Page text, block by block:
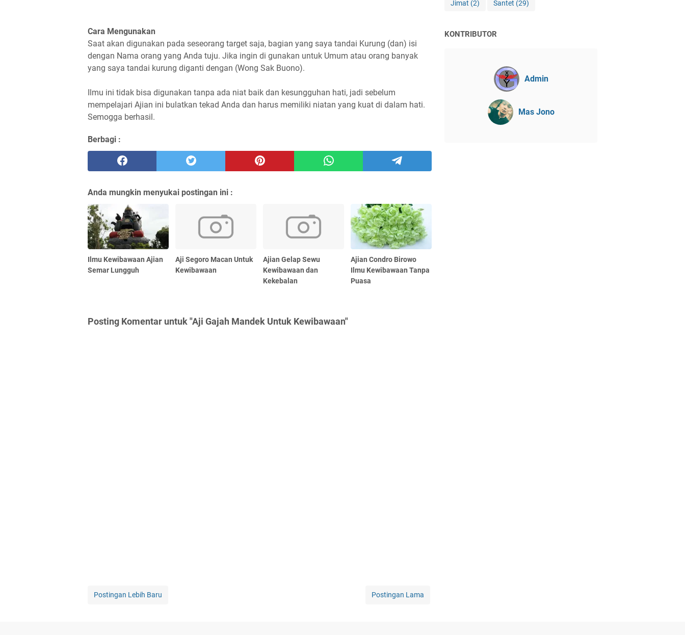
Cara Mengunakan
Saat akan digunakan pada seseorang target saja, bagian yang saya tandai Kurung (dan) isi
dengan Nama orang yang Anda tuju. Jika ingin di gunakan untuk Umum atau orang banyak
yang saya tandai kurung diganti dengan (Wong Sak Buono).
Ilmu ini tidak bisa digunakan tanpa ada niat baik dan kesungguhan hati, jadi sebelum
mempelajari Ajian ini bulatkan tekad Anda dan harus memiliki niatan yang kuat di dalam hati.
Semogga berhasil.
Berbagi :
Anda mungkin menyukai postingan ini :
Ilmu Kewibawaan Ajian
Semar Lungguh
Aji Segoro Macan Untuk
Kewibawaan
Ajian Gelap Sewu
Kewibawaan dan
Kekebalan
Ajian Condro Birowo
Ilmu Kewibawaan Tanpa
Puasa
Posting Komentar untuk "Aji Gajah Mandek Untuk Kewibawaan"
Postingan Lebih Baru Postingan Lama
Jimat (2) Santet (29)
KONTRIBUTOR
Admin
Mas Jono